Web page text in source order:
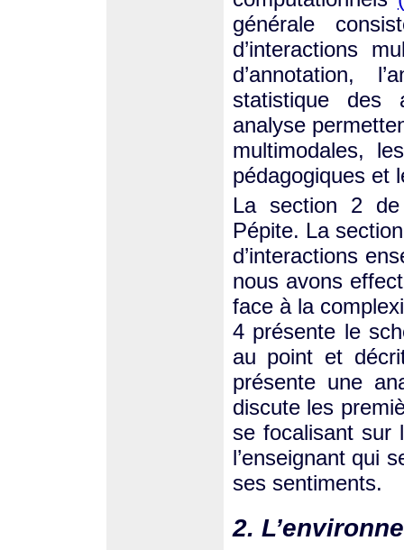
générale
d’interactions
d’annotation,
statistique des
analyse
multimodales,
pédagogiques et
La section 2 de
Pépite. La
d’interactions
nous avons
face à la
4 présente le
au point et
présente une
discute les
se focalisant sur
l’enseignant qui
ses sentiments.
2.